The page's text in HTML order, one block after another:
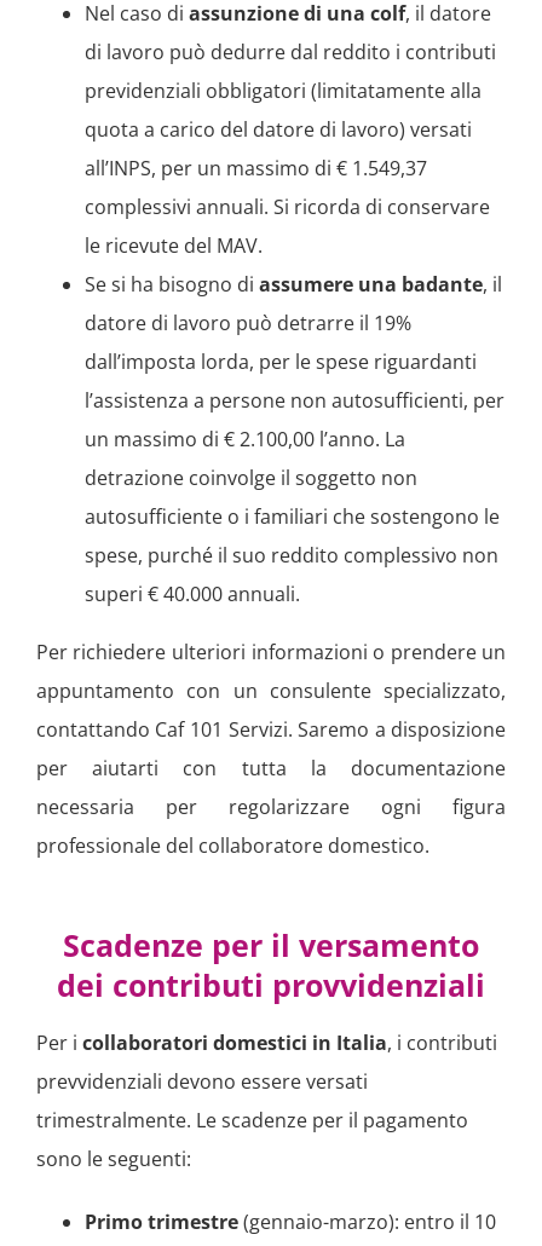
Nel caso di assunzione di una colf, il datore
di lavoro può dedurre dal reddito i contributi
previdenziali obbligatori (limitatamente alla
quota a carico del datore di lavoro) versati
all’INPS, per un massimo di € 1.549,37
complessivi annuali. Si ricorda di conservare
le ricevute del MAV.
Se si ha bisogno di assumere una badante, il
datore di lavoro può detrarre il 19%
dall’imposta lorda, per le spese riguardanti
l’assistenza a persone non autosufficienti, per
un massimo di € 2.100,00 l’anno. La
detrazione coinvolge il soggetto non
autosufficiente o i familiari che sostengono le
spese, purché il suo reddito complessivo non
superi € 40.000 annuali.
Per richiedere ulteriori informazioni o prendere un
appuntamento con un consulente specializzato,
contattando Caf 101 Servizi. Saremo a disposizione
per aiutarti con tutta la documentazione
necessaria per regolarizzare ogni figura
professionale del collaboratore domestico.
Scadenze per il versamento
dei contributi provvidenziali
Per i collaboratori domestici in Italia, i contributi
prevvidenziali devono essere versati
trimestralmente. Le scadenze per il pagamento
sono le seguenti:
Primo trimestre(gennaio-marzo): entro il 10